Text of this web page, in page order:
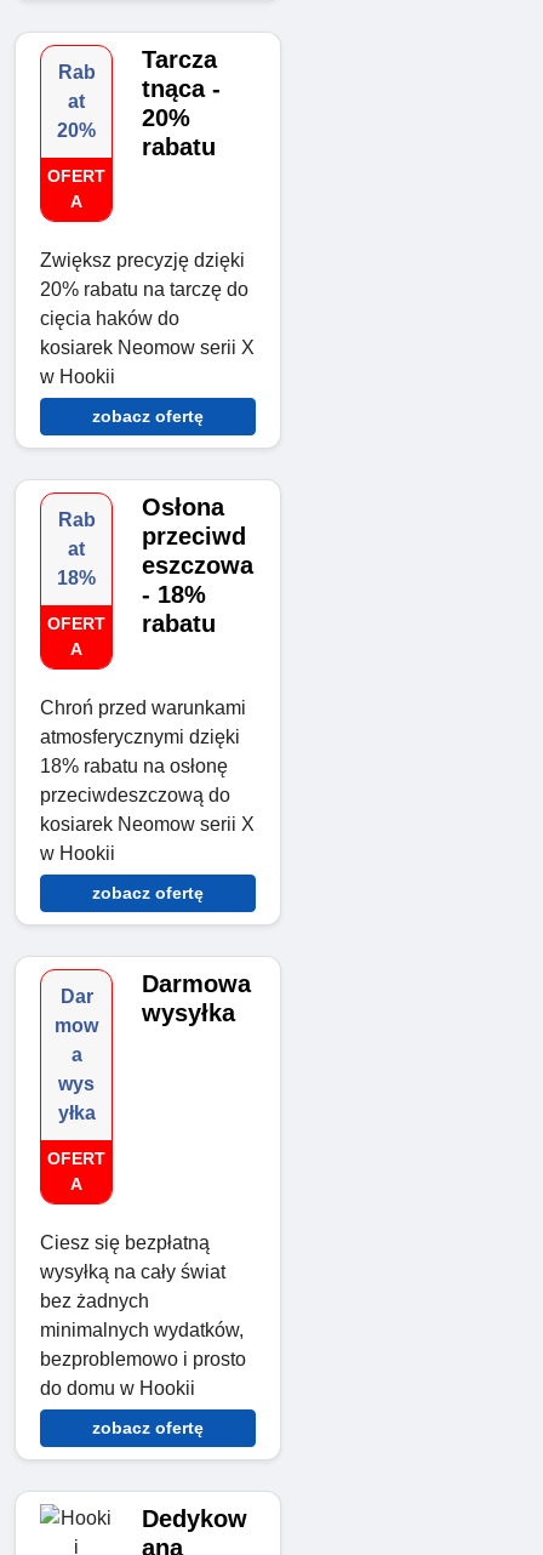
Rab
at
20%
OFERT
A
Tarcza
tnąca -
20%
rabatu
Zwiększ precyzję dzięki
20% rabatu na tarczę do
cięcia haków do
kosiarek Neomow serii X
w Hookii
zobacz ofertę
Rab
at
18%
OFERT
A
Osłona
przeciwd
eszczowa
- 18%
rabatu
Chroń przed warunkami
atmosferycznymi dzięki
18% rabatu na osłonę
przeciwdeszczową do
kosiarek Neomow serii X
w Hookii
zobacz ofertę
Dar
mow
a
wys
yłka
OFERT
A
Darmowa
wysyłka
Ciesz się bezpłatną
wysyłką na cały świat
bez żadnych
minimalnych wydatków,
bezproblemowo i prosto
do domu w Hookii
zobacz ofertę
Dedykow
ana